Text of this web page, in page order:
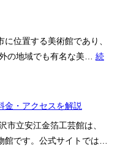
位置する美術館であり、
の地域でも有名な美… 続
金・アクセスを解説
市立安江金箔工芸館は、
館です。公式サイトでは…